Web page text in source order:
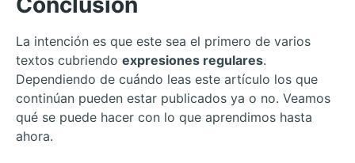
La intención es que este sea el primero de varios
textos cubriendo expresiones regulares.
Dependiendo de cuándo leas este artículo los que
continúan pueden estar publicados ya o no. Veamos
qué se puede hacer con lo que aprendimos hasta
ahora.